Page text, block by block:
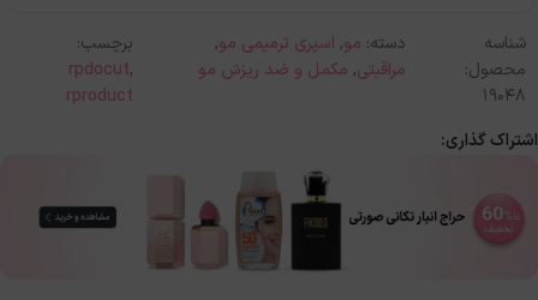
شناسه
محصول:
19048
دسته: مو, اسپری ترمیمی مو,
مراقبتی, مکمل و ضد ریزش مو
برچسب:
rpdocut,
rproduct
اشتراک گذاری: